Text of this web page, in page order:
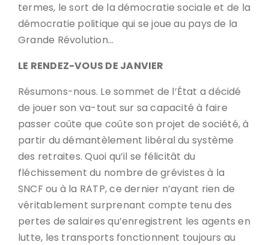
termes, le sort de la démocratie sociale et de la
démocratie politique qui se joue au pays de la
Grande Révolution…
LE RENDEZ-VOUS DE JANVIER
Résumons-nous. Le sommet de l’État a décidé
de jouer son va-tout sur sa capacité à faire
passer coûte que coûte son projet de société, à
partir du démantèlement libéral du système
des retraites. Quoi qu’il se félicitât du
fléchissement du nombre de grévistes à la
SNCF ou à la RATP, ce dernier n’ayant rien de
véritablement surprenant compte tenu des
pertes de salaires qu’enregistrent les agents en
lutte, les transports fonctionnent toujours au